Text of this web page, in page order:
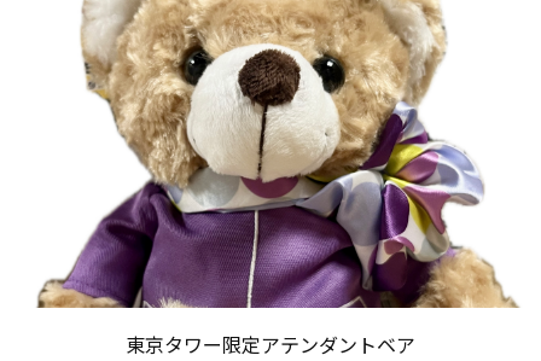
東京タワー限定アテンダントベア